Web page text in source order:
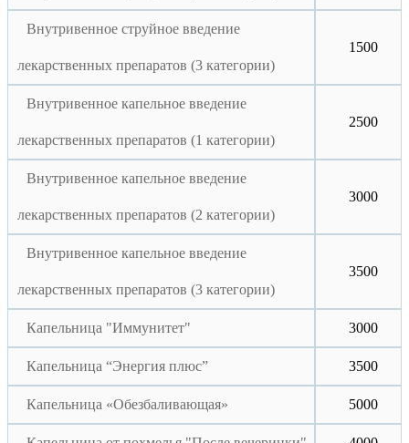
Внутривенное струйное введение
лекарственных препаратов (3 категории)
1500
Внутривенное капельное введение
лекарственных препаратов (1 категории)
2500
Внутривенное капельное введение
лекарственных препаратов (2 категории)
3000
Внутривенное капельное введение
лекарственных препаратов (3 категории)
3500
Капельница "Иммунитет" 3000
Капельница “Энергия плюс” 3500
Капельница «Обезбаливающая» 5000